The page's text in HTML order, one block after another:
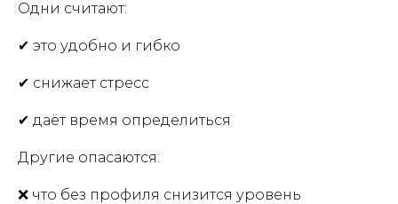
Одни считают:
✔ это удобно и гибко
✔ снижает стресс
✔ даёт время определиться
Другие опасаются:
❌ что без профиля снизится уровень